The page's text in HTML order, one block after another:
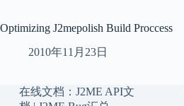
Optimizing J2mepolish Build Proccess
2010年11月23日
在线文档： J2ME API文